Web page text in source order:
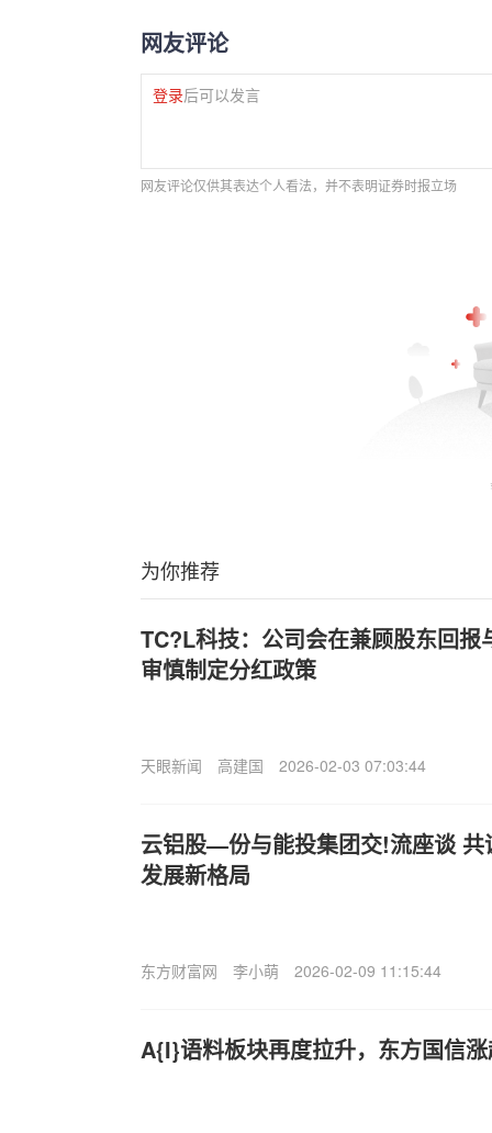
网友评论
登录后可以发言
网友评论仅供其表达个人看法，并不表明证券时报立场
为你推荐
TC?L科技：公司会在兼顾股东回报
审慎制定分红政策
天眼新闻 高建国 2026-02-03 07:03:44
云铝股—份与能投集团交!流座谈 共
发展新格局
东方财富网 李小萌 2026-02-09 11:15:44
A{I}语料板块再度拉升，东方国信